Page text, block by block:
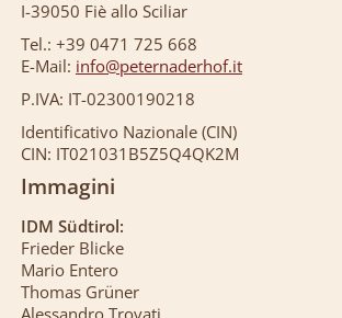
I-39050 Fiè allo Sciliar
Tel.: +39 0471 725 668
E-Mail: info@peternaderhof.it
P.IVA: IT-02300190218
Identificativo Nazionale (CIN)
CIN: IT021031B5Z5Q4QK2M
Immagini
IDM Südtirol:
Frieder Blicke
Mario Entero
Thomas Grüner
Alessandro Trovati